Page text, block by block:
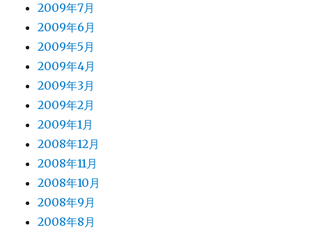
2009年7月
2009年6月
2009年5月
2009年4月
2009年3月
2009年2月
2009年1月
2008年12月
2008年11月
2008年10月
2008年9月
2008年8月